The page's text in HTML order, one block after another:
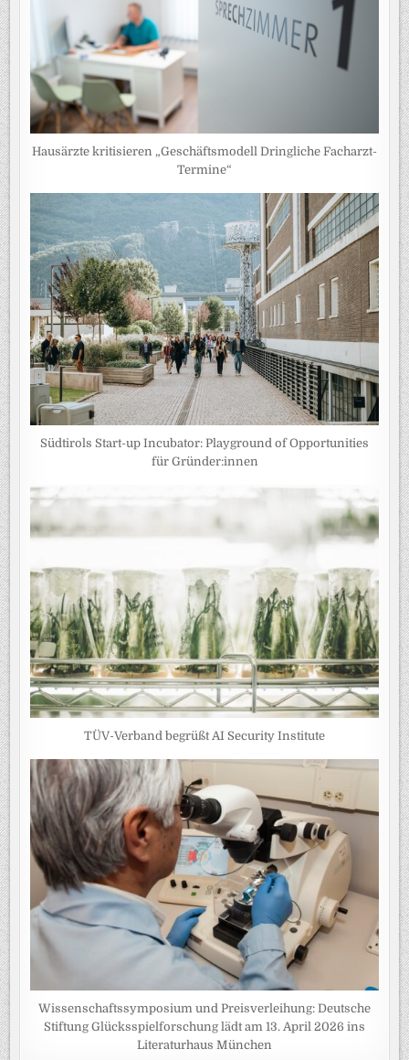
Hausärzte kritisieren „Geschäftsmodell Dringliche Facharzt-
Termine“
Südtirols Start-up Incubator: Playground of Opportunities
für Gründer:innen
TÜV-Verband begrüßt AI Security Institute
Wissenschaftssymposium und Preisverleihung: Deutsche
Stiftung Glücksspielforschung lädt am 13. April 2026 ins
Literaturhaus München